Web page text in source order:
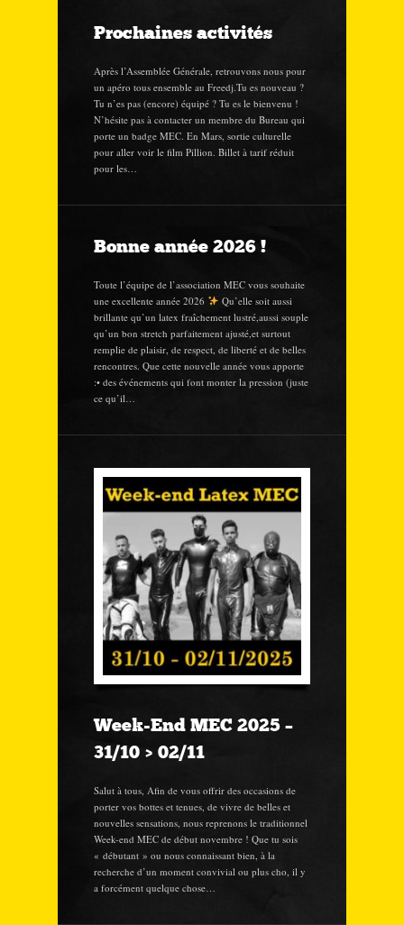
Prochaines activités
Après l’Assemblée Générale, retrouvons nous pour
un apéro tous ensemble au Freedj.Tu es nouveau ?
Tu n’es pas (encore) équipé ? Tu es le bienvenu !
N’hésite pas à contacter un membre du Bureau qui
porte un badge MEC. En Mars, sortie culturelle
pour aller voir le film Pillion. Billet à tarif réduit
pour les…
Bonne année 2026 !
Toute l’équipe de l’association MEC vous souhaite
une excellente année 2026
Qu’elle soit aussi
brillante qu’un latex fraîchement lustré,aussi souple
qu’un bon stretch parfaitement ajusté,et surtout
remplie de plaisir, de respect, de liberté et de belles
rencontres. Que cette nouvelle année vous apporte
:• des événements qui font monter la pression (juste
ce qu’il…
Week-End MEC 2025 –
31/10 > 02/11
Salut à tous, Afin de vous offrir des occasions de
porter vos bottes et tenues, de vivre de belles et
nouvelles sensations, nous reprenons le traditionnel
Week-end MEC de début novembre ! Que tu sois
« débutant » ou nous connaissant bien, à la
recherche d’un moment convivial ou plus cho, il y
a forcément quelque chose…